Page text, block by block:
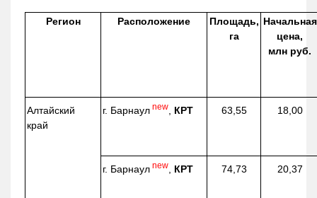
Регион Расположение
Площадь,
га
Начальная
цена,
млн руб.
Алтайский
край
г. Барнаул new КРТ 63,55 18,00
г. Барнаул new КРТ 74,73 20,37